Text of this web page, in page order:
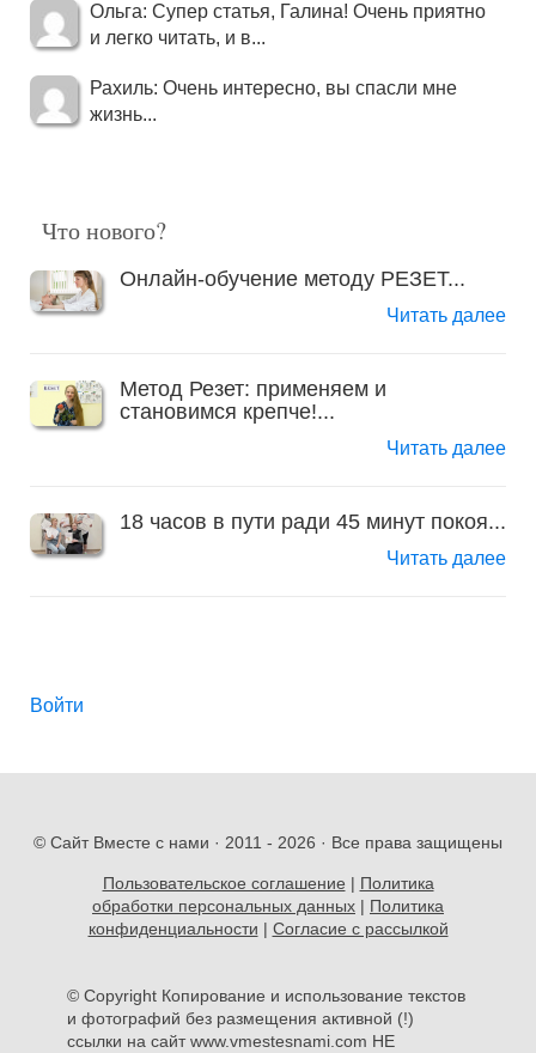
Ольга: Супер статья, Галина! Очень приятно
и легко читать, и в...
Рахиль: Очень интересно, вы спасли мне
жизнь...
Что нового?
Онлайн-обучение методу РЕЗЕТ...
Читать далее
Метод Резет: применяем и
становимся крепче!...
Читать далее
18 часов в пути ради 45 минут покоя...
Читать далее
Войти
© Сайт Вместе с нами · 2011 - 2026 · Все права защищены
Пользовательское соглашение | Политика
обработки персональных данных | Политика
конфиденциальности | Согласие с рассылкой
© Copyright Копирование и использование текстов
и фотографий без размещения активной (!)
ссылки на сайт www.vmestesnami.com НЕ